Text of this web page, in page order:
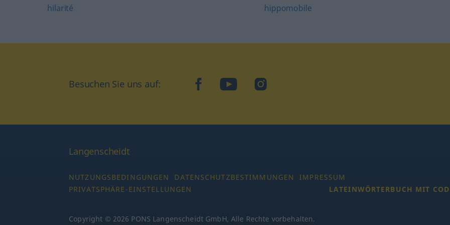
hilarité hippomobile
Besuchen Sie uns auf: facebookYouTubeInstagram
Langenscheidt
NUTZUNGSBEDINGUNGEN DATENSCHUTZBESTIMMUNGEN
IMPRESSUM
PRIVATSPHÄRE-EINSTELLUNGEN
LATEINWÖRTERBUCH MIT
Copyright © 2026 PONS Langenscheidt GmbH, Alle Rechte vorbehalten.